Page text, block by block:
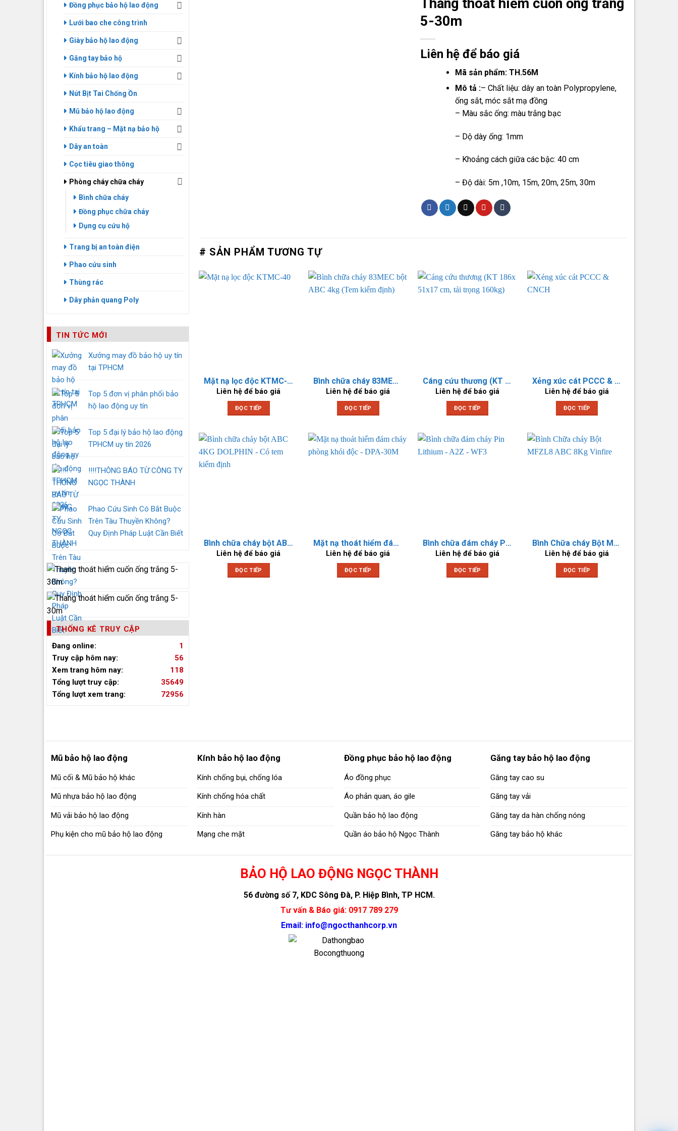
Đồng phục bảo hộ lao động
Lưới bao che công trình
Giày bảo hộ lao động
Găng tay bảo hộ
Kính bảo hộ lao động
Nút Bịt Tai Chống Ồn
Mũ bảo hộ lao động
Khẩu trang – Mặt nạ bảo hộ
Dây an toàn
Cọc tiêu giao thông
Phòng cháy chữa cháy
Bình chữa cháy
Đồng phục chữa cháy
Dụng cụ cứu hộ
Trang bị an toàn điện
Phao cứu sinh
Thùng rác
Dây phản quang Poly
TIN TỨC MỚI
Xưởng may đồ bảo hộ uy tín
tại TPHCM
Top 5 đơn vị phân phối bảo
hộ lao động uy tín
Top 5 đại lý bảo hộ lao động
TPHCM uy tín 2026
‼️‼️THÔNG BÁO TỪ CÔNG TY
NGỌC THÀNH
Phao Cứu Sinh Có Bắt Buộc
Trên Tàu Thuyền Không?
Quy Định Pháp Luật Cần Biết
THỐNG KÊ TRUY CẬP
Đang online:
1
Truy cập hôm nay:
56
Xem trang hôm nay:
118
Tổng lượt truy cập:
35649
Tổng lượt xem trang:
72956
Thang thoát hiểm cuốn ống trắng
5-30m
Liên hệ để báo giá
Mã sản phẩm: TH.56M
Mô tả :– Chất liệu: dây an toàn Polypropylene,
ống sắt, móc sắt mạ đồng
– Màu sắc ống: màu trắng bạc
– Dộ dày ống: 1mm
– Khoảng cách giữa các bậc: 40 cm
– Độ dài: 5m ,10m, 15m, 20m, 25m, 30m
# SẢN PHẨM TƯƠNG TỰ
Mặt nạ lọc độc KTMC-40
Liên hệ để báo giá
ĐỌC TIẾP
Bình chữa cháy 83MEC bột ABC 4kg (Tem kiểm định)
Liên hệ để báo giá
ĐỌC TIẾP
Cáng cứu thương (KT 186x 51×17 cm, tải trọng 160kg)
Liên hệ để báo giá
ĐỌC TIẾP
Xẻng xúc cát PCCC & CNCH
Liên hệ để báo giá
ĐỌC TIẾP
Bình chữa cháy bột ABC 4KG DOLPHIN – Có tem kiểm định
Liên hệ để báo giá
ĐỌC TIẾP
Mặt nạ thoát hiểm đám cháy phòng khói độc – DPA-30M
Liên hệ để báo giá
ĐỌC TIẾP
Bình chữa đám cháy Pin Lithium – A2Z – WF3
Liên hệ để báo giá
ĐỌC TIẾP
Bình Chữa cháy Bột MFZL8 ABC 8Kg Vinfire
Liên hệ để báo giá
ĐỌC TIẾP
Thang thoát hiểm cuốn ống trắng 5-30m - ngocthanhcorp
Mũ bảo hộ lao động
Mũ cối & Mũ bảo hộ khác
Mũ nhựa bảo hộ lao động
Mũ vải bảo hộ lao động
Phụ kiện cho mũ bảo hộ lao động
Kính bảo hộ lao động
Kính chống bụi, chống lóa
Kính chống hóa chất
Kính hàn
Mạng che mặt
Đồng phục bảo hộ lao động
Áo đồng phục
Áo phản quan, áo gile
Quần bảo hộ lao động
Quần áo bảo hộ Ngọc Thành
Găng tay bảo hộ lao động
Găng tay cao su
Găng tay vải
Găng tay da hàn chống nóng
Găng tay bảo hộ khác
BẢO HỘ LAO ĐỘNG NGỌC THÀNH
56 đường số 7, KDC Sông Đà, P. Hiệp Bình, TP HCM.
Tư vấn & Báo giá: 0917 789 279
Email: info@ngocthanhcorp.vn